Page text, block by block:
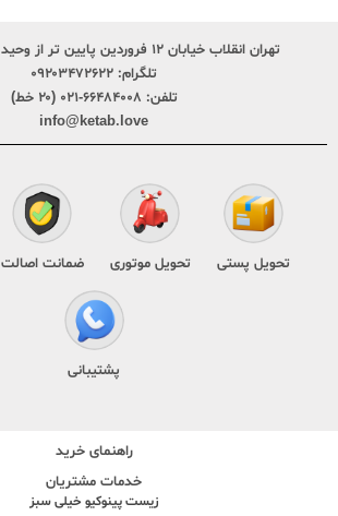
تهران انقلاب خیابان ۱۲ فروردین پایین تر از وحید نظری پلاک ۲۴۹
تلگرام: ۰۹۲۰۳۴۷۲۶۲۲
تلفن: ۶۶۴۸۴۰۰۸-۰۲۱ (۲۰ خط)
info@ketab.love
تحویل پستی تحویل موتوری ضمانت اصالت
پشتیبانی
راهنمای خرید
خدمات مشتریان
زیست پینوکیو خیلی سبز